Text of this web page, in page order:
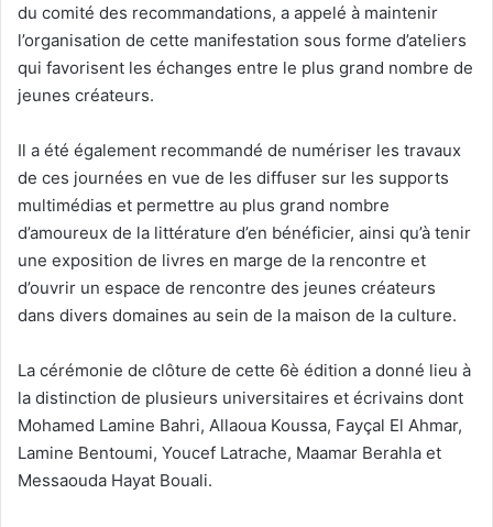
du comité des recommandations, a appelé à maintenir
l’organisation de cette manifestation sous forme d’ateliers
qui favorisent les échanges entre le plus grand nombre de
jeunes créateurs.
Il a été également recommandé de numériser les travaux
de ces journées en vue de les diffuser sur les supports
multimédias et permettre au plus grand nombre
d’amoureux de la littérature d’en bénéficier, ainsi qu’à tenir
une exposition de livres en marge de la rencontre et
d’ouvrir un espace de rencontre des jeunes créateurs
dans divers domaines au sein de la maison de la culture.
La cérémonie de clôture de cette 6è édition a donné lieu à
la distinction de plusieurs universitaires et écrivains dont
Mohamed Lamine Bahri, Allaoua Koussa, Fayçal El Ahmar,
Lamine Bentoumi, Youcef Latrache, Maamar Berahla et
Messaouda Hayat Bouali.